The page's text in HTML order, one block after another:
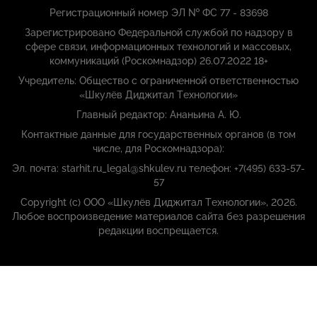
Регистрационный номер ЭЛ № ФС 77 - 83698
Зарегистрировано Федеральной службой по надзору в
сфере связи, информационных технологий и массовых,
коммуникаций (Роскомнадзор) 26.07.2022 18+
Учредитель: Общество с ограниченной ответственностью
«Шкулёв Диджитал Технологии»
Главный редактор: Ананьина А. Ю.
Контактные данные для государственных органов (в том
числе, для Роскомнадзора):
Эл. почта: starhit.ru_legal@shkulev.ru телефон: +7(495) 633-57-
57
Copyright (с) ООО «Шкулёв Диджитал Технологии», 2026.
Любое воспроизведение материалов сайта без разрешения
редакции воспрещается.